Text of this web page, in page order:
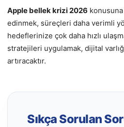
Apple bellek krizi 2026
edinmek, süreçleri daha verimli
hedeflerinize çok daha hızlı
stratejileri uygulamak, dijital
artıracaktır.
Sıkça Sorulan